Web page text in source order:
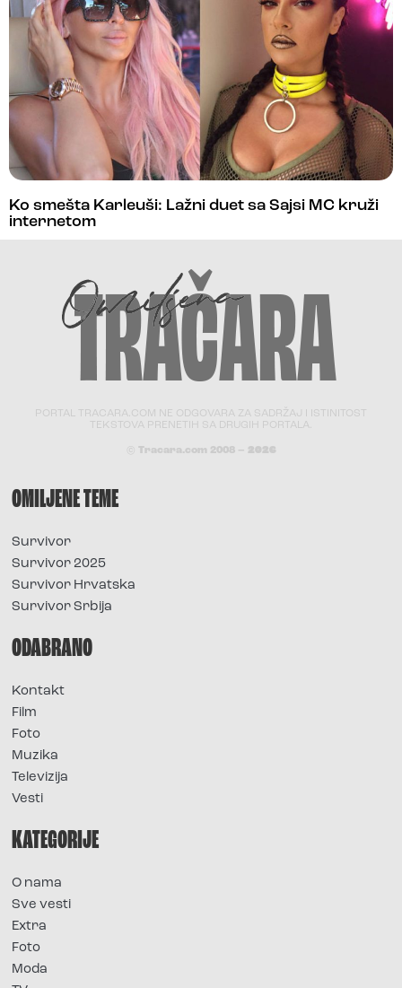
Ko smešta Karleuši: Lažni duet sa Sajsi MC kruži
internetom
PORTAL TRACARA.COM NE ODGOVARA ZA SADRŽAJ I ISTINITOST
TEKSTOVA PRENETIH SA DRUGIH PORTALA.
© Tracara.com 2008 – 2026
OMILJENE TEME
Survivor
Survivor 2025
Survivor Hrvatska
Survivor Srbija
ODABRANO
Kontakt
Film
Foto
Muzika
Televizija
Vesti
KATEGORIJE
O nama
Sve vesti
Extra
Foto
Moda